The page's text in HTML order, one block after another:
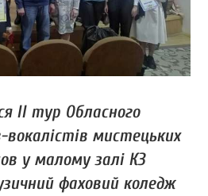
ІІ тур Обласного
вокалістів мистецьких
у малому залі КЗ
фаховий коледж